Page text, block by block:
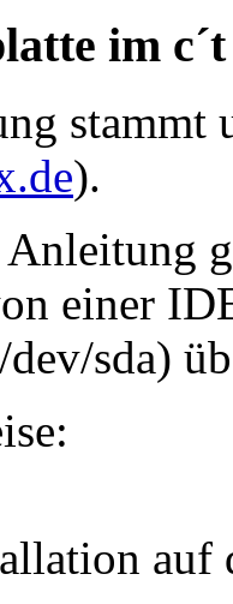
im
stammt
).
einer
sda)